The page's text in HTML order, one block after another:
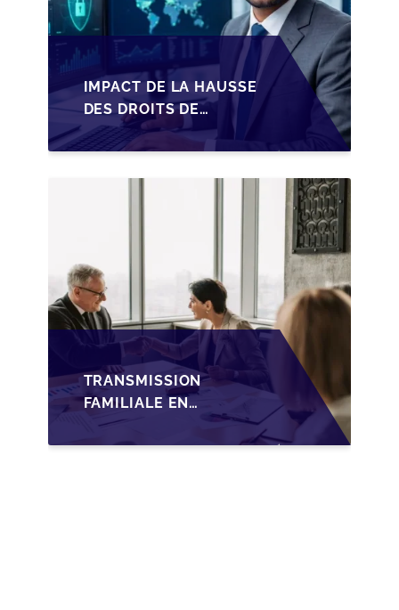
IMPACT DE LA HAUSSE
DES DROITS DE
SUCCESSION EN
WALLONIE SUR LA
TRANSMISSION
TRANSMISSION
FAMILIALE EN
WALLONIE :
NOUVELLES